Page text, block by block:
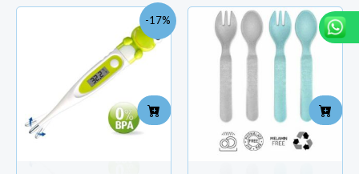
-17%
initial
était :
TND
30.000.
Le
prix
actuel